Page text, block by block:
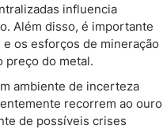
influencia
Além disso, é importante
os esforços de mineração
preço do metal.
ambiente de incerteza
recorrem ao ouro
de possíveis crises